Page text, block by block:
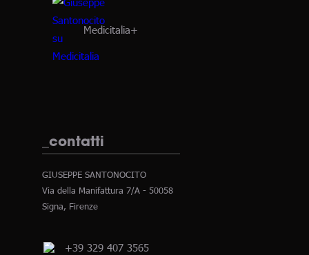
Medicitalia+
_contatti
GIUSEPPE SANTONOCITO
Via della Manifattura 7/A - 50058
Signa, Firenze
+39 329 407 3565